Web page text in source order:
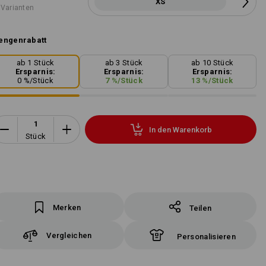
ab 1 Stück
Ersparnis:
0 %/Stück
ab 3 Stück
Ersparnis:
7%/Stück
ab 10 Stück
Ersparnis:
13 %/Stück
Stück
In den Warenkorb
Merken Teilen
Vergleichen Personalisieren